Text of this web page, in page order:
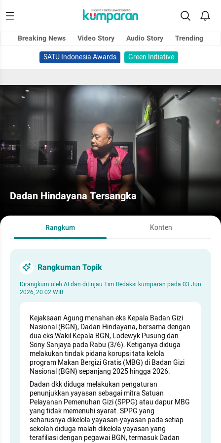
Breaking News Video Story Audio Story
Trending
SATU Indonesia Awards
Green Initiative
Dadan Hindayana Tersangka
Rangkum Konten
Rangkuman Topik
Dirangkum oleh AI dan ditinjau Tim Redaksi kumparan pada 03 Jun
2026, 20:02 WIB
Kejaksaan Agung menahan eks Kepala Badan Gizi
Nasional (BGN), Dadan Hindayana, bersama dengan
dua eks Wakil Kepala BGN, Lodewyk Pusung dan
Sony Sanjaya pada Rabu (3/6). Ketiganya diduga
melakukan tindak pidana korupsi tata kelola
program Makan Bergizi Gratis (MBG) di Badan Gizi
Nasional (BGN) sepanjang 2025 hingga 2026.
Dadan dkk diduga melakukan pengaturan
penunjukkan yayasan sebagai mitra Satuan
Pelayanan Pemenuhan Gizi (SPPG) atau dapur MBG
yang tidak memenuhi syarat. SPPG yang
seharusnya dikelola yayasan-yayasan pada setiap
sekolah diduga malah dikelola yayasan yang
terafiliasi dengan pegawai BGN, termasuk Dadan